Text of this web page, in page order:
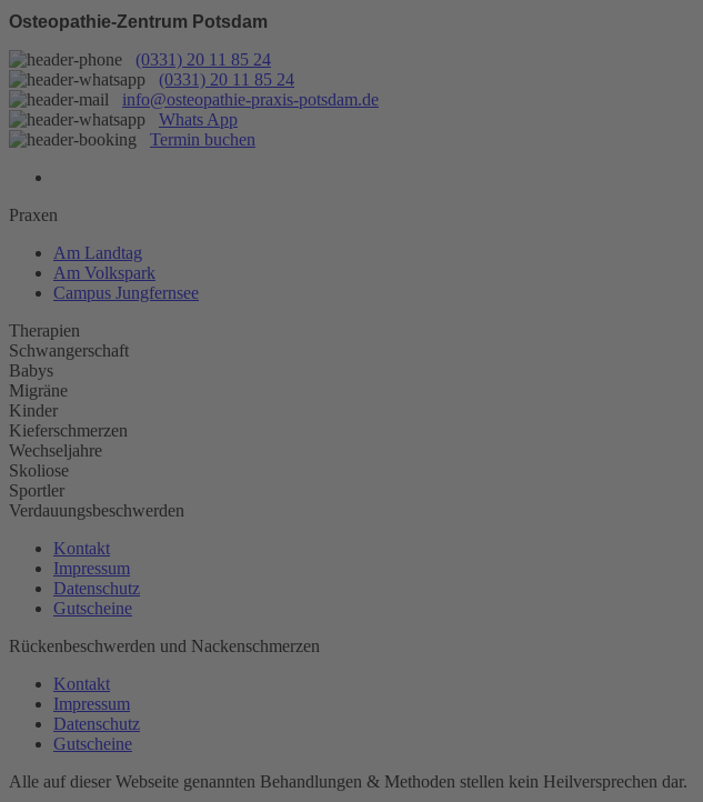
Osteopathie-Zentrum Potsdam
(0331) 20 11 85 24
(0331) 20 11 85 24
info@osteopathie-praxis-potsdam.de
Whats App
Termin buchen
Praxen
Am Landtag
Am Volkspark
Campus Jungfernsee
Therapien
Schwangerschaft
Babys
Migräne
Kinder
Kieferschmerzen
Wechseljahre
Skoliose
Sportler
Verdauungsbeschwerden
Kontakt
Impressum
Datenschutz
Gutscheine
Rückenbeschwerden und Nackenschmerzen
Kontakt
Impressum
Datenschutz
Gutscheine
Alle auf dieser Webseite genannten Behandlungen & Methoden stellen kein Heilversprechen dar.